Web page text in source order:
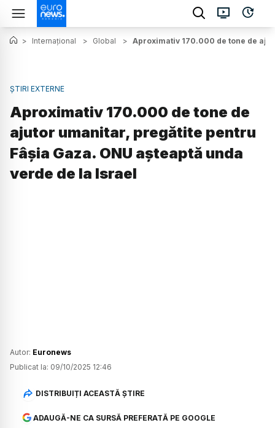
> Internațional > Global > Aproximativ 170.000 de tone de
ȘTIRI EXTERNE
Aproximativ 170.000 de tone de
ajutor umanitar, pregătite pentru
Fâșia Gaza. ONU așteaptă unda
verde de la Israel
Autor: Euronews
Publicat la: 09/10/2025 12:46
DISTRIBUIȚI ACEASTĂ ȘTIRE
ADAUGĂ-NE CA SURSĂ PREFERATĂ PE GOOGLE